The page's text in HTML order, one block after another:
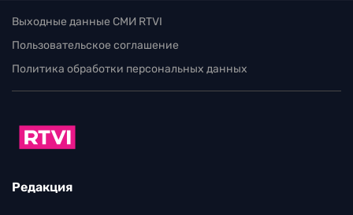
Выходные данные СМИ RTVI
Пользовательское соглашение
Политика обработки персональных данных
Редакция